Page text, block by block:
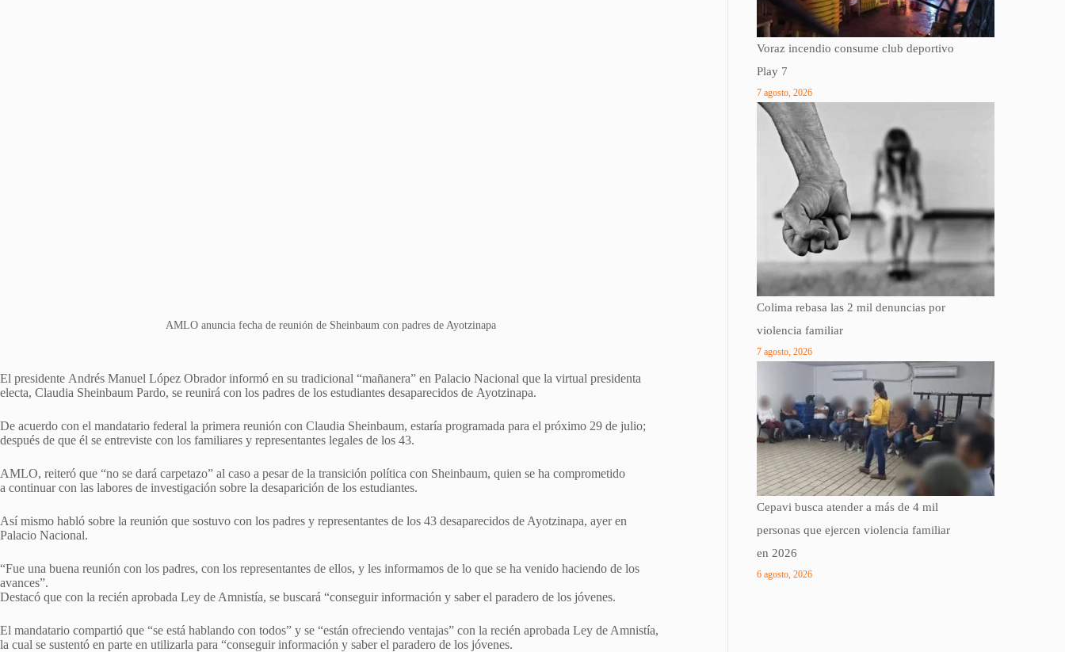
AMLO anuncia fecha de reunión de Sheinbaum con padres de Ayotzinapa
El presidente Andrés Manuel López Obrador informó en su tradicional “mañanera” en Palacio Nacional que la virtual presidenta
electa, Claudia Sheinbaum Pardo, se reunirá con los padres de los estudiantes desaparecidos de Ayotzinapa.
De acuerdo con el mandatario federal la primera reunión con Claudia Sheinbaum, estaría programada para el próximo 29 de julio;
después de que él se entreviste con los familiares y representantes legales de los 43.
AMLO, reiteró que “no se dará carpetazo” al caso a pesar de la transición política con Sheinbaum, quien se ha comprometido
a continuar con las labores de investigación sobre la desaparición de los estudiantes.
Así mismo habló sobre la reunión que sostuvo con los padres y representantes de los 43 desaparecidos de Ayotzinapa, ayer en
Palacio Nacional.
“Fue una buena reunión con los padres, con los representantes de ellos, y les informamos de lo que se ha venido haciendo de los
avances”.
Destacó que con la recién aprobada Ley de Amnistía, se buscará “conseguir información y saber el paradero de los jóvenes.
El mandatario compartió que “se está hablando con todos” y se “están ofreciendo ventajas” con la recién aprobada Ley de Amnistía,
la cual se sustentó en parte en utilizarla para “conseguir información y saber el paradero de los jóvenes.
Voraz incendio consume club deportivo
Play 7
7 agosto, 2026
Colima rebasa las 2 mil denuncias por
violencia familiar
7 agosto, 2026
Cepavi busca atender a más de 4 mil
personas que ejercen violencia familiar
en 2026
6 agosto, 2026